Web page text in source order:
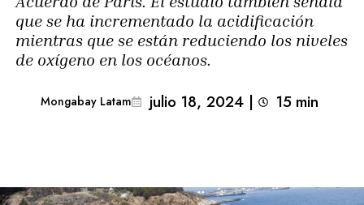
que se ha incrementado la acidificación
mientras que se están reduciendo los niveles
de oxígeno en los océanos.
Mongabay Latam julio 18, 2024 | 15 min